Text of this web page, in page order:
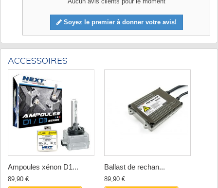
Soyez le premier à donner votre avis!
ACCESSOIRES
Ampoules xénon D1...
89,90 €
Ballast de rechan...
89,90 €